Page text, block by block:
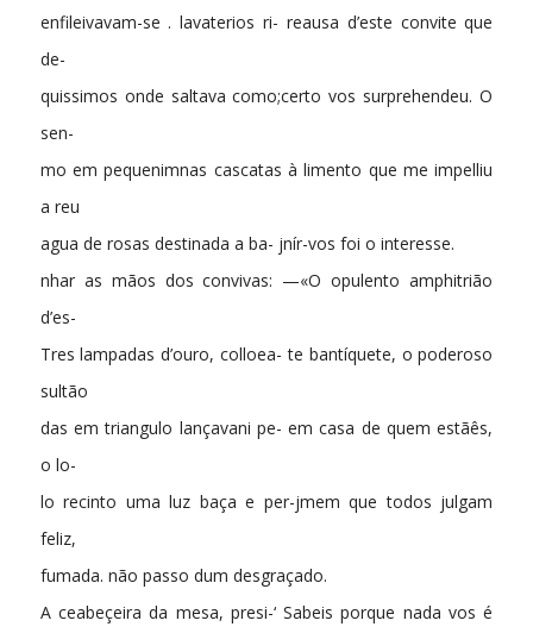
enfileivavam-se . lavaterios ri- reausa d’este convite que
de-
quissimos onde saltava como;certo vos surprehendeu. O
sen-
mo em pequenimnas cascatas à limento que me impelliu
a reu
agua de rosas destinada a ba- jnír-vos foi o interesse.
nhar as mãos dos convivas: —«O opulento amphitrião
d’es-
Tres lampadas d’ouro, colloea- te bantíquete, o poderoso
sultão
das em triangulo lançavani pe- em casa de quem estãês,
o lo-
lo recinto uma luz baça e per-jmem que todos julgam
feliz,
fumada. não passo dum desgraçado.
A ceabeçeira da mesa, presi-‘ Sabeis porque nada vos é